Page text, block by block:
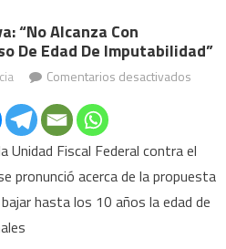
“No Alcanza Con
De Edad De Imputabilidad”
Comentarios desactivadosen
Da
Unidad Fiscal Federal contra el
pronunció acerca de la propuesta
hasta los 10 años la edad de